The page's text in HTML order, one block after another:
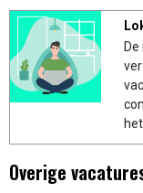
De
Overige